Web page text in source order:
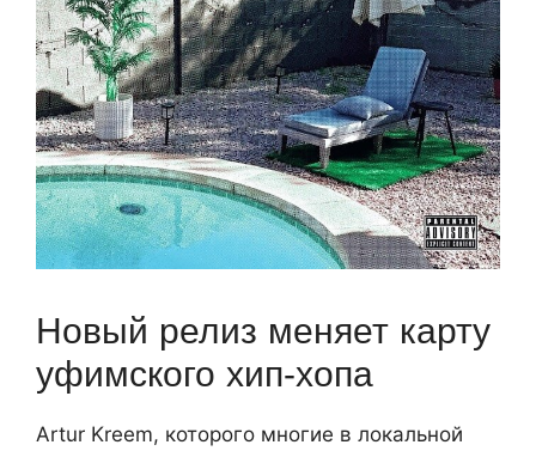
Новый релиз меняет карту
уфимского хип‑хопа
Artur Kreem, которого многие в локальной